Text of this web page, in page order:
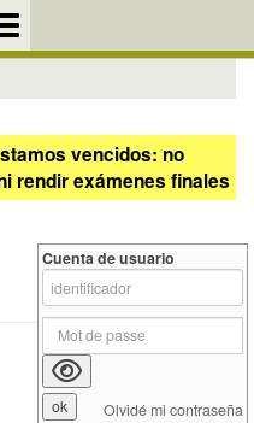
vencidos: no
rendir exámenes finales
Cuenta de usuario
Olvidé mi contraseña